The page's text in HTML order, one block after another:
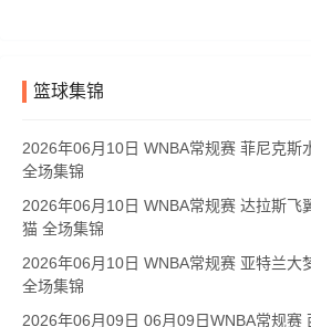
篮球集锦
2026年06月10日 WNBA常规赛 菲尼克斯
全场集锦
2026年06月10日 WNBA常规赛 达拉斯飞
猫 全场集锦
2026年06月10日 WNBA常规赛 亚特兰大
全场集锦
2026年06月09日 06月09日WNBA常规赛